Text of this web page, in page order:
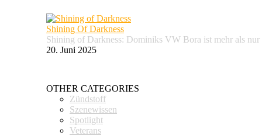
Shining Of Darkness
Shining of Darkness: Dominiks VW Bora ist mehr als
20. Juni 2025
OTHER CATEGORIES
Zündstoff
Szenewissen
Spotlight
Veterans